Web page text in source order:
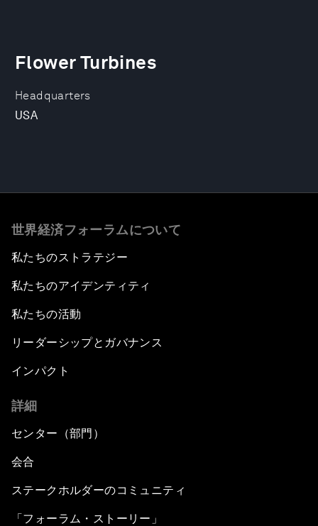
Headquarters
USA
Flower Turbines
世界経済フォーラムについて
私たちのストラテジー
私たちのアイデンティティ
私たちの活動
リーダーシップとガバナンス
インパクト
詳細
センター（部門）
会合
ステークホルダーのコミュニティ
「フォーラム・ストーリー」